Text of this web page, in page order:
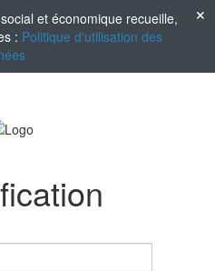
et économique recueille,
: Politique d'utilisation des